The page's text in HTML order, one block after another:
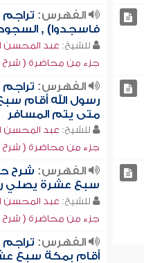
الفهرس: تراجم
فاسجدوا) , السجود
للشيخ: عبد المحسن
جزء من محاضرة ( شرح
الفهرس:
رسول الله أقام
متى يتم المسافر
للشيخ: عبد المحسن
جزء من محاضرة ( شرح
الفهرس: شرح
سبع عشرة يصلي
للشيخ: عبد المحسن
جزء من محاضرة ( شرح
الفهرس: تراجم
أقام بمكة سبع